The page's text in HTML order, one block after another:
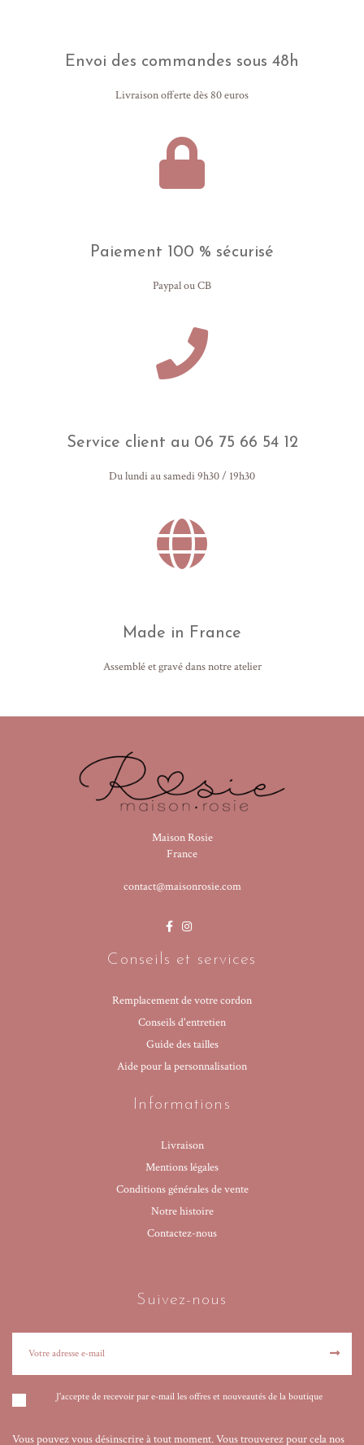
Envoi des commandes sous 48h
Livraison offerte dès 80 euros
Paiement 100 % sécurisé
Paypal ou CB
Service client au 06 75 66 54 12
Du lundi au samedi 9h30 / 19h30
Made in France
Assemblé et gravé dans notre atelier
Maison Rosie
France
contact@maisonrosie.com
Conseils et services
Remplacement de votre cordon
Conseils d'entretien
Guide des tailles
Aide pour la personnalisation
Informations
Livraison
Mentions légales
Conditions générales de vente
Notre histoire
Contactez-nous
Suivez-nous
J'accepte de recevoir par e-mail les offres et nouveautés de la boutique
Vous pouvez vous désinscrire à tout moment. Vous trouverez pour cela nos